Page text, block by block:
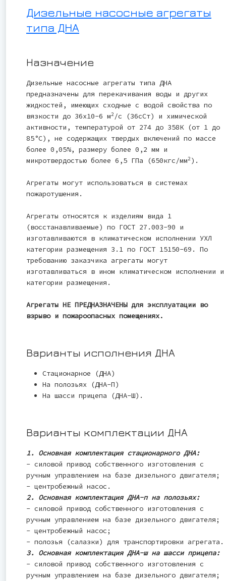
Дизельные насосные агрегаты
типа ДНА
Назначение
Дизельные насосные агрегаты типа ДНА
предназначены для перекачивания воды и других
жидкостей, имеющих сходные с водой свойства по
вязкости до 36x10-6 м2/с (36сСт) и химической
активности, температурой от 274 до 358К (от 1 до
85°С), не содержащих твердых включений по массе
более 0,05%, размеру более 0,2 мм и
микротвердостью более 6,5 ГПа (650кгс/мм2).
Агрегаты могут использоваться в системах
пожаротушения.
Агрегаты относятся к изделиям вида 1
(восстанавливаемые) по ГОСТ 27.003-90 и
изготавливаются в климатическом исполнении УХЛ
категории размещения 3.1 по ГОСТ 15150-69. По
требованию заказчика агрегаты могут
изготавливаться в ином климатическом исполнении и
категории размещения.
Агрегаты НЕ ПРЕДНАЗНАЧЕНЫ для эксплуатации во
взрыво и пожароопасных помещениях.
Варианты исполнения ДНА
Стационарное (ДНА)
На полозьях (ДНА-П)
На шасси прицепа (ДНА-Ш).
Варианты комплектации ДНА
1. Основная комплектация стационарного ДНА:
- силовой привод собственного изготовления с
ручным управлением на базе дизельного двигателя;
- центробежный насос.
2. Основная комплектация ДНА-п на полозьях:
- силовой привод собственного изготовления с
ручным управлением на базе дизельного двигателя;
- центробежный насос;
- полозья (салазки) для транспортировки агрегата.
3. Основная комплектация ДНА-ш на шасси прицепа:
- силовой привод собственного изготовления с
ручным управлением на базе дизельного двигателя;